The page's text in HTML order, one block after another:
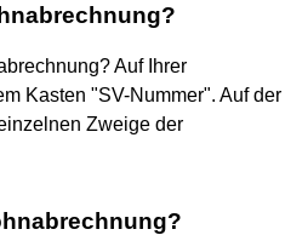
Auf Ihrer
Kasten "SV-Nummer". Auf der
Zweige der